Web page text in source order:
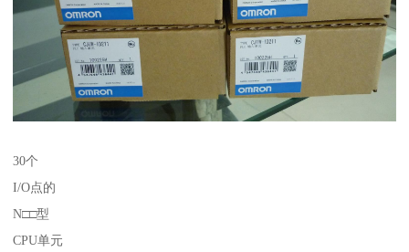
30个
I/O点的
N□□型
CPU单元